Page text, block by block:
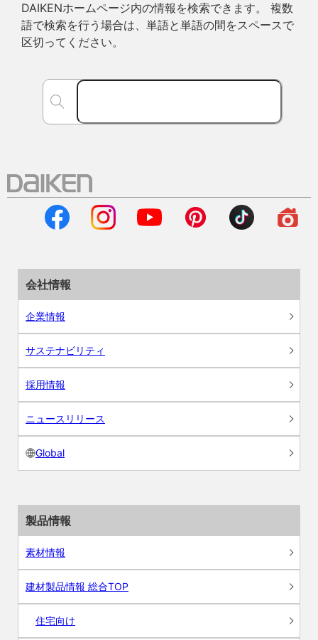
DAIKENホームページ内の情報を検索できます。 複数
語で検索を行う場合は、単語と単語の間をスペースで
区切ってください。
会社情報
企業情報
サステナビリティ
採用情報
ニュースリリース
Global
製品情報
素材情報
建材製品情報 総合TOP
住宅向け